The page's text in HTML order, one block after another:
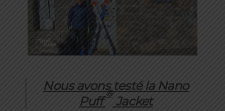
Nous avons testé la Nano
Puff
®
Jacket